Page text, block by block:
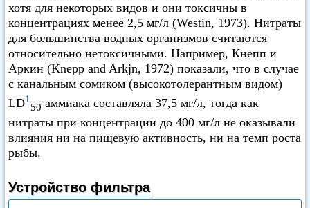
хотя для некоторых видов и они токсичны в
концентрациях менее 2,5 мг/л (Westin, 1973). Нитраты
для большинства водных организмов считаются
относительно нетоксичными. Например, Кнепп и
Аркин (Knepp and Arkjn, 1972) показали, что в случае
с канальным сомиком (высокотолерантным видом)
LD1
50 аммиака составляла 37,5 мг/л, тогда как
нитраты при концентрации до 400 мг/л не оказывали
влияния ни на пищевую активность, ни на темп роста
рыбы.
Устройство фильтра